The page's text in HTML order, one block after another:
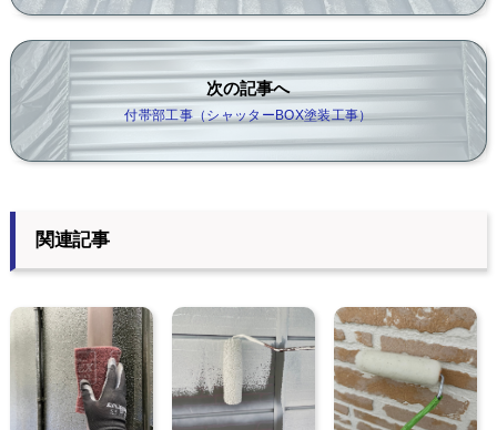
次の記事へ
付帯部工事（シャッターBOX塗装工事）
関連記事